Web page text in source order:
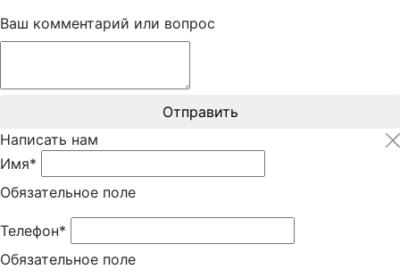
Ваш комментарий или вопрос
Отправить
Написать нам
Имя*
Обязательное поле
Телефон*
Обязательное поле